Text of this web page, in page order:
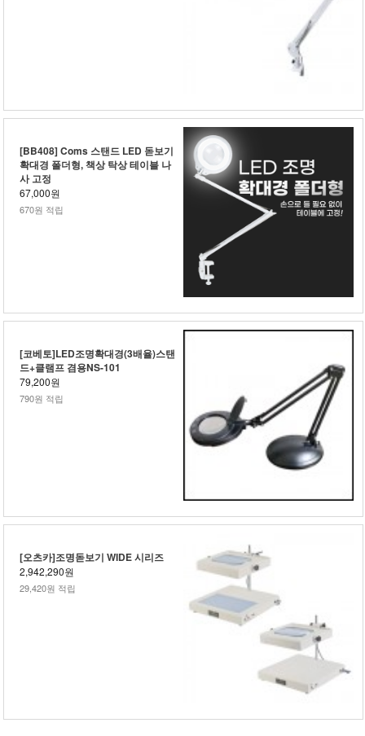
[BB408] Coms 스탠드 LED 돋보기
확대경 폴더형, 책상 탁상 테이블 나
사 고정
67,000원
670원 적립
[코베토]LED조명확대경(3배율)스탠
드+클램프 겸용NS-101
79,200원
790원 적립
[오츠카]조명돋보기 WIDE 시리즈
2,942,290원
29,420원 적립